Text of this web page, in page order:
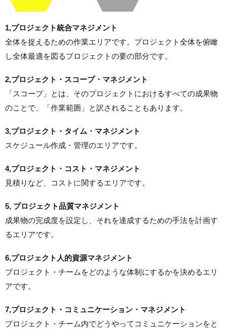
1,プロジェクト統合マネジメント
全体を捉えるための作業エリアです。プロジェクト全体を俯瞰
し全体最適を図るプロジェクトの要の部分です。
2,プロジェクト・スコープ・マネジメント
「スコープ」とは、そのプロジェクトにおけるすべての成果物
のことで、「作業範囲」と訳されることもあります。
3,プロジェクト・タイム・マネジメント
スケジュール作成・管理のエリアです。
4,プロジェクト・コスト・マネジメント
見積りなど、コストに関するエリアです。
5, プロジェクト品質マネジメント
成果物の完成度を設定し、それを達成するための手法を計画す
るエリアです。
6,プロジェクト人的資源マネジメント
プロジェクト・チームをどのような体制にするかを決めるエリ
アです。
7,プロジェクト・コミュニケーション・マネジメント
プロジェクト・チーム内でどうやってコミュニケーションをと